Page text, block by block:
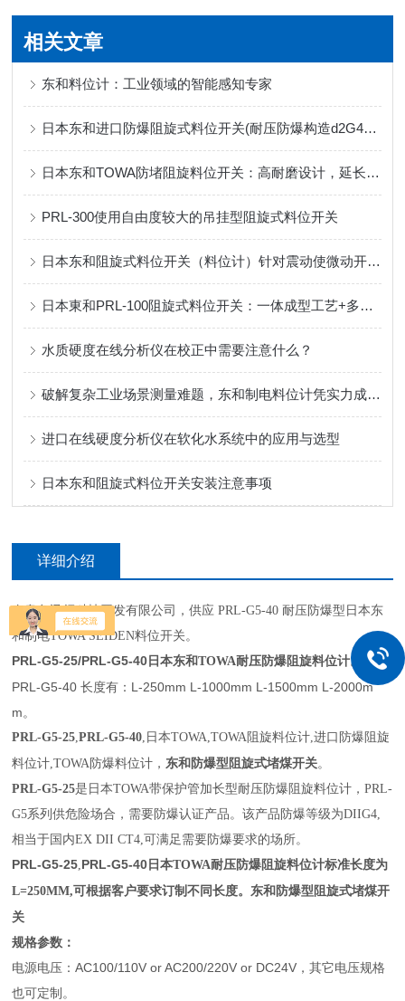
相关文章
东和料位计：工业领域的智能感知专家
日本东和进口防爆阻旋式料位开关(耐压防爆构造d2G4)的应用
日本东和TOWA防堵阻旋料位开关：高耐磨设计，延长设备使用寿命
PRL-300使用自由度较大的吊挂型阻旋式料位开关
日本东和阻旋式料位开关（料位计）针对震动使微动开关损坏的解决方案
日本東和PRL-100阻旋式料位开关：一体成型工艺+多重密封，定义可靠防护！
水质硬度在线分析仪在校正中需要注意什么？
破解复杂工业场景测量难题，东和制电料位计凭实力成为可靠选择
进口在线硬度分析仪在软化水系统中的应用与选型
日本东和阻旋式料位开关安装注意事项
详细介绍
秦皇岛讯领科技开发有限公司，供应 PRL-G5-40 耐压防爆型日本东
和制电TOWA SEIDEN料位开关。
PRL-G5-25/PRL-G5-40日本东和TOWA耐压防爆阻旋料位计。
PRL-G5-40 长度有：L-250mm L-1000mm L-1500mm L-2000m
m。
PRL-G5-25 ,PRL-G5-40 ,日本TOWA,TOWA阻旋料位计,进口防爆阻旋
料位计,TOWA防爆料位计， 东和防爆型阻旋式堵煤开关。
PRL-G5-25是日本TOWA带保护管加长型耐压防爆阻旋料位计，PRL-
G5系列供危险场合，需要防爆认证产品。该产品防爆等级为DIIG4,
相当于国内EX DII CT4,可满足需要防爆要求的场所。
PRL-G5-25 PRL-G5-40日本TOWA耐压防爆阻旋料位计标准长度为
L=250MM,可根据客户要求订制不同长度。 东和防爆型阻旋式堵煤开
关
规格参数：
电源电压：AC100/110V or AC200/220V or DC24V，其它电压规格
也可定制。